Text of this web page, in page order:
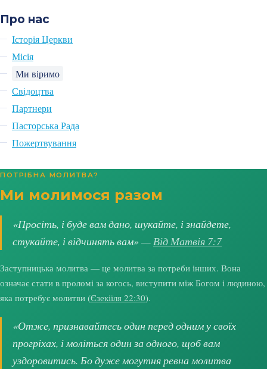
Про нас
Історія Церкви
Місія
Ми віримо
Свідоцтва
Партнери
Пасторська Рада
Пожертвування
ПОТРІБНА МОЛИТВА?
Ми молимося разом
«Просіть, і буде вам дано, шукайте, і знайдете,
стукайте, і відчинять вам» — Від Матвія 7:7
Заступницька молитва — це молитва за потреби інших. Вона
означає стати в проломі за когось, виступити між Богом і людиною,
яка потребує молитви (Єзекіїля 22:30).
«Отже, признавайтесь один перед одним у своїх
прогріхах, і моліться один за одного, щоб вам
уздоровитись. Бо дуже могутня ревна молитва